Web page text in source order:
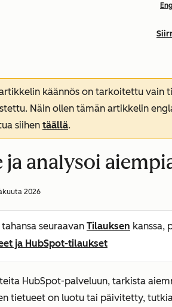
käännös on tarkoitettu vain
Näin ollen tämän artikkelin
siihen täällä.
ja analysoi
2026
seuraavan Tilauksen kanssa,
ja HubSpot-tilaukset
HubSpot-palveluun, tarkista
tietueet on luotu tai päivitetty,